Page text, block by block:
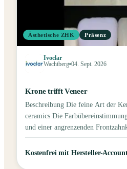
Ästhetische ZHK Präsenz
Ivoclar
Wachtberg 04. Sept. 2026
Krone trifft Veneer
Beschreibung Die feine Art der
ceramics Die
und einer angrenzenden
immer wieder vor neue
Rohlingauswahl, die Vereinbarung
Schichtstärken und die damit
Kostenfrei mit Hersteller-Account